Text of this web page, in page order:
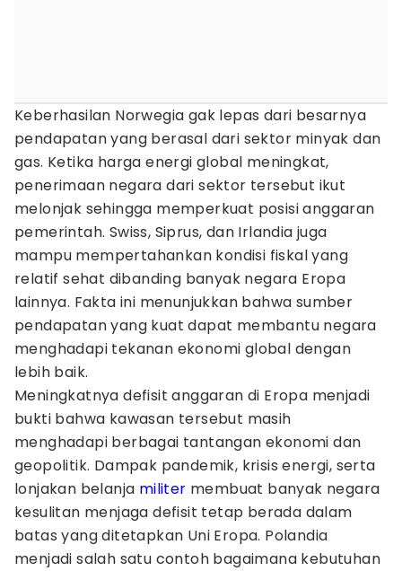
Keberhasilan Norwegia gak lepas dari besarnya
pendapatan yang berasal dari sektor minyak dan
gas. Ketika harga energi global meningkat,
penerimaan negara dari sektor tersebut ikut
melonjak sehingga memperkuat posisi anggaran
pemerintah. Swiss, Siprus, dan Irlandia juga
mampu mempertahankan kondisi fiskal yang
relatif sehat dibanding banyak negara Eropa
lainnya. Fakta ini menunjukkan bahwa sumber
pendapatan yang kuat dapat membantu negara
menghadapi tekanan ekonomi global dengan
lebih baik.
Meningkatnya defisit anggaran di Eropa menjadi
bukti bahwa kawasan tersebut masih
menghadapi berbagai tantangan ekonomi dan
geopolitik. Dampak pandemik, krisis energi, serta
lonjakan belanja militer membuat banyak negara
kesulitan menjaga defisit tetap berada dalam
batas yang ditetapkan Uni Eropa. Polandia
menjadi salah satu contoh bagaimana kebutuhan